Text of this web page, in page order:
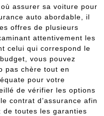
assurer sa voiture pour
auto abordable, il
offres de plusieurs
attentivement les
celui qui correspond le
vous pouvez
pas chère tout en
pour votre
de vérifier les options
contrat d’assurance afin
de toutes les garanties